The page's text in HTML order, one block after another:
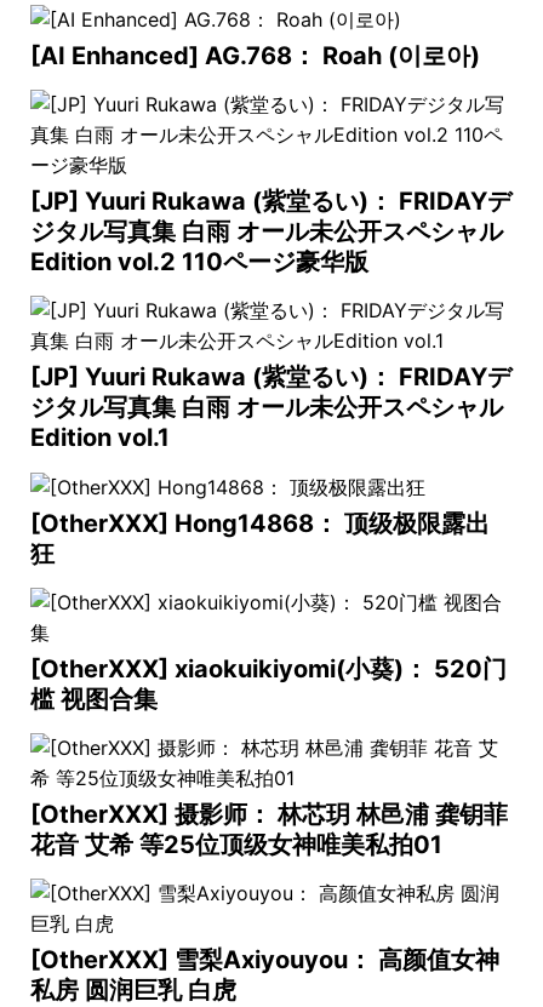
[AI Enhanced] AG.768： Roah (이로아)
[JP] Yuuri Rukawa (紫堂るい)： FRIDAYデ
ジタル写真集 白雨 オール未公开スペシャル
Edition vol.2 110ページ豪华版
[JP] Yuuri Rukawa (紫堂るい)： FRIDAYデ
ジタル写真集 白雨 オール未公开スペシャル
Edition vol.1
[OtherXXX] Hong14868： 顶级极限露出
狂
[OtherXXX] xiaokuikiyomi(小葵)： 520门
槛 视图合集
[OtherXXX] 摄影师： 林芯玥 林邑浦 龚钥菲
花音 艾希 等25位顶级女神唯美私拍01
[OtherXXX] 雪梨Axiyouyou： 高颜值女神
私房 圆润巨乳 白虎